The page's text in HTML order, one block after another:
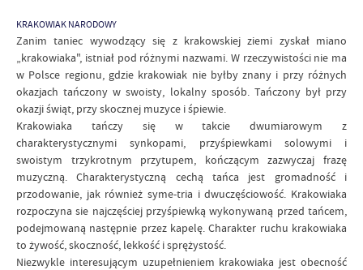
KRAKOWIAK NARODOWY
Zanim taniec wywodzący się z krakowskiej ziemi zyskał miano
„krakowiaka", istniał pod różnymi nazwami. W rzeczywistości nie ma
w Polsce regionu, gdzie krakowiak nie byłby znany i przy różnych
okazjach tańczony w swoisty, lokalny sposób. Tańczony był przy
okazji świąt, przy skocznej muzyce i śpiewie.
Krakowiaka tańczy się w takcie dwumiarowym z
charakterystycznymi synkopami, przyśpiewkami solowymi i
swoistym trzykrotnym przytupem, kończącym zazwyczaj frazę
muzyczną. Charakterystyczną cechą tańca jest gromadność i
przodowanie, jak również syme-tria i dwuczęściowość. Krakowiaka
rozpoczyna sie najczęściej przyśpiewką wykonywaną przed tańcem,
podejmowaną następnie przez kapelę. Charakter ruchu krakowiaka
to żywość, skoczność, lekkość i sprężystość.
Niezwykle interesującym uzupełnieniem krakowiaka jest obecność